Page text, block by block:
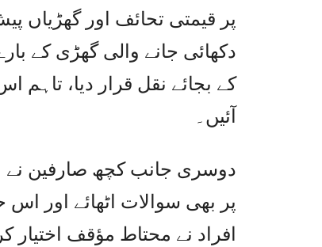
پر قیمتی تحائف اور گھڑیاں
دکھائی جانے والی گھڑی کے
کے بجائے نقل قرار دیا،
آئیں۔
دوسری جانب کچھ صارفین نے
پر بھی سوالات اٹھائے اور اس
افراد نے محتاط مؤقف اختیار